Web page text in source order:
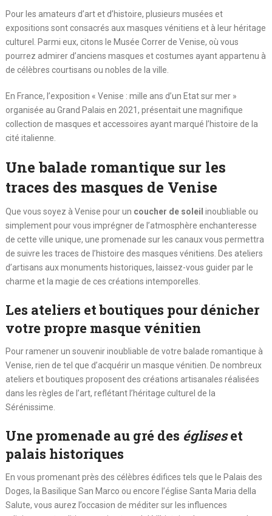
Pour les amateurs d’art et d’histoire, plusieurs musées et
expositions sont consacrés aux masques vénitiens et à leur héritage
culturel. Parmi eux, citons le Musée Correr de Venise, où vous
pourrez admirer d’anciens masques et costumes ayant appartenu à
de célèbres courtisans ou nobles de la ville.
En France, l’exposition « Venise : mille ans d’un Etat sur mer »
organisée au Grand Palais en 2021, présentait une magnifique
collection de masques et accessoires ayant marqué l’histoire de la
cité italienne.
Une balade romantique sur les
traces des masques de Venise
Que vous soyez à Venise pour un coucher de soleil inoubliable ou
simplement pour vous imprégner de l’atmosphère enchanteresse
de cette ville unique, une promenade sur les canaux vous permettra
de suivre les traces de l’histoire des masques vénitiens. Des ateliers
d’artisans aux monuments historiques, laissez-vous guider par le
charme et la magie de ces créations intemporelles.
Les ateliers et boutiques pour dénicher
votre propre masque vénitien
Pour ramener un souvenir inoubliable de votre balade romantique à
Venise, rien de tel que d’acquérir un masque vénitien. De nombreux
ateliers et boutiques proposent des créations artisanales réalisées
dans les règles de l’art, reflétant l’héritage culturel de la
Sérénissime.
Une promenade au gré des égliseset
palais historiques
En vous promenant près des célèbres édifices tels que le Palais des
Doges, la Basilique San Marco ou encore l’église Santa Maria della
Salute, vous aurez l’occasion de méditer sur les influences